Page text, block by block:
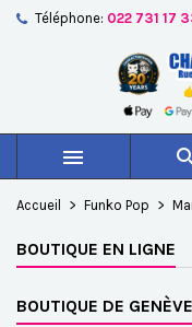
Téléphone: 022 731 17

Accueil Funko Pop
BOUTIQUE EN LIGNE
BOUTIQUE DE GENÈVE
Créer une
((confirmMessage))
Nom de la liste
Vous devez être
votre liste d'envies.